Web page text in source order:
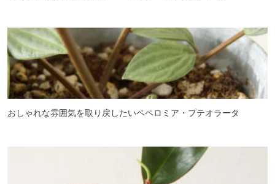
おしゃれな雰囲気を取り戻したいペペロミア・プテオラータ